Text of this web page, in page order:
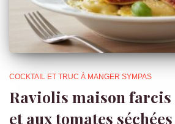
COCKTAIL ET TRUC À MANGER SYMPAS
Raviolis maison
et aux tomates séchées